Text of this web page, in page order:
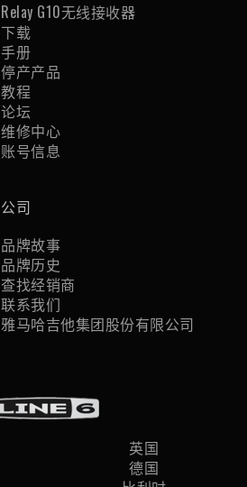
Relay G10无线接收器
下载
手册
停产产品
教程
论坛
维修中心
账号信息
公司
品牌故事
品牌历史
查找经销商
联系我们
雅马哈吉他集团股份有限公司
英国
德国